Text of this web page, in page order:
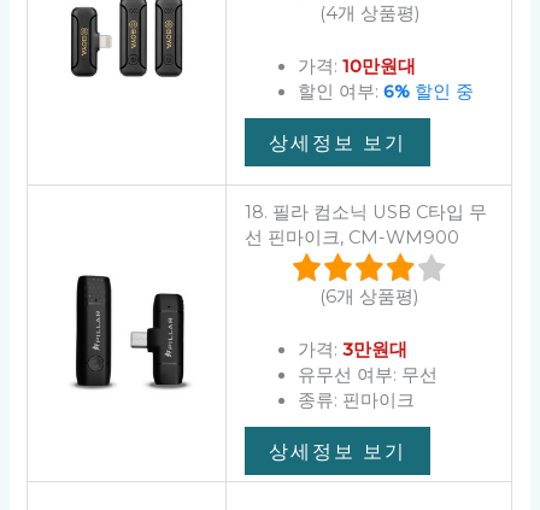
(4개 상품평)
가격: 10만원대
할인 여부: 6%할인 중
상세정보 보기
18. 필라 컴소닉 USB C타입 무
선 핀마이크, CM-WM900
(6개 상품평)
가격: 3만원대
유무선 여부: 무선
종류: 핀마이크
상세정보 보기